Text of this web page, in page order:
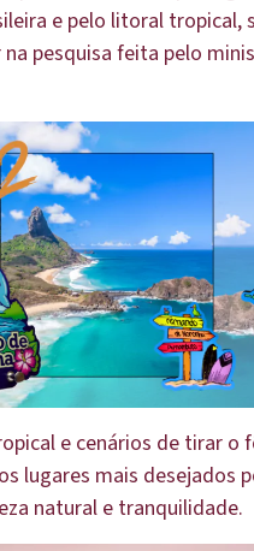
e pelo litoral tropical,
pesquisa feita pelo
e cenários de tirar o
lugares mais desejados
natural e tranquilidade.